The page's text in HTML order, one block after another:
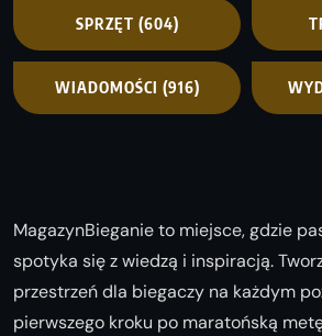
SPRZĘT (604)
WIADOMOŚCI (916)
MagazynBieganie to miejsce, gdzie
spotyka się z wiedzą i inspiracją.
przestrzeń dla biegaczy na każdym
pierwszego kroku po maratońską